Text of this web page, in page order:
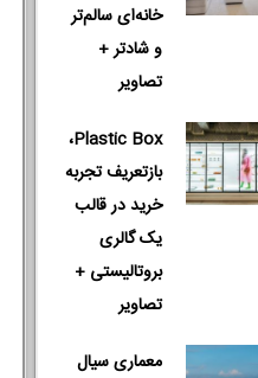
خانه‌ای سالم‌تر
و شادتر +
تصاویر
Plastic Box،
بازتعریف تجربه
خرید در قالب
یک گالری
بروتالیستی +
تصاویر
معماری سیال